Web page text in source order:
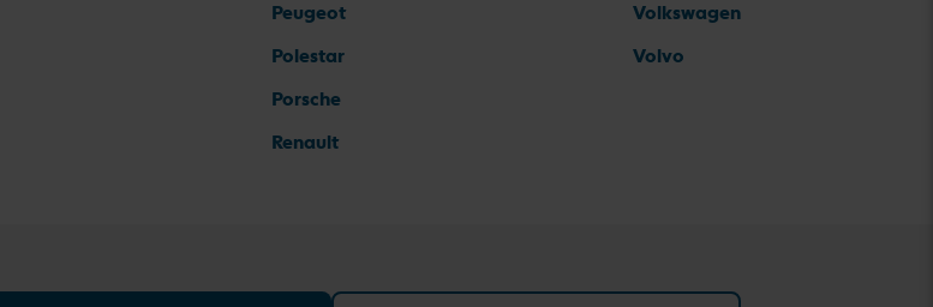
Peugeot
Polestar
Porsche
Renault
Volkswagen
Volvo